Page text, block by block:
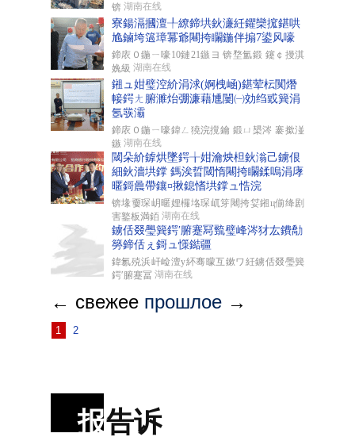
锛 湖南在线
寮鍚滆摑澶╀繚鍗垬鈥濓紝鑺欒搲鍖哄
尯鏀垮簻璋冪爺闀挎矙鍦伴搧7鍙风嚎
鍗庡０鍦ㄧ嚎10鏈21鏃ヨ 锛堥氳鍛 鑳￠摱淇
婏級 湖南在线
鎺ュ姏璧涳紒涓浗(婀栧崡)鍖荤枟闃熸
帹鍔ㄤ腑濉炲弸濂藉尰闄㈠効绉戜簨涓
氬彂灞
鍗庡０鍦ㄧ嚎鍏ㄥ獟浣撹鑰 鍛ㄩ槼涔 褰撳湴
鏃 湖南在线
閾朵紒鎼烘墜鍔╁姏瀹炴柦鈥滃己鐪佷
細鈥濇垬鐣 鎷涘晢閾惰闀挎矙鍒嗚涓庨
暱鎶曟帶鑲¤揪鎴愭垬鐣ュ悎浣
锛堟嫑琛岄暱娌欏垎琛屼笌闀挎姇鎺ц偂绛剧
害鐜板満銆 湖南在线
鐪佸叕璺簨鍔′腑蹇冩巰璧峰涔犲厷鐨勪
簩鍗佸ぇ鎶ュ憡鐑疆
鍏氱殑浜屽崄澶у紑骞曚互鏉ワ紝鐪佸叕璺簨
鍔′腑蹇冨 湖南在线
← свежее прошлое →
1 2
报告诉